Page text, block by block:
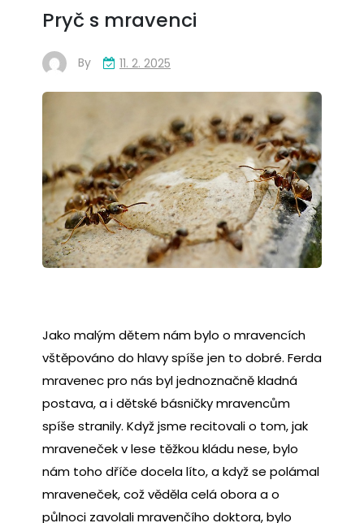
Pryč s mravenci
By 11. 2. 2025
Jako malým dětem nám bylo o mravencích
vštěpováno do hlavy spíše jen to dobré. Ferda
mravenec pro nás byl jednoznačně kladná
postava, a i dětské básničky mravencům
spíše stranily. Když jsme recitovali o tom, jak
mraveneček v lese těžkou kládu nese, bylo
nám toho dříče docela líto, a když se polámal
mraveneček, což věděla celá obora a o
půlnoci zavolali mravenčího doktora, bylo